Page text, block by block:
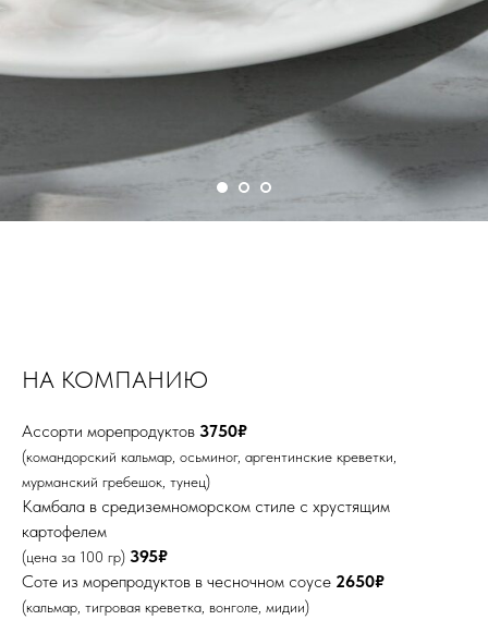
НА КОМПАНИЮ
Ассорти морепродуктов 3750₽
(командорский кальмар, осьминог, аргентинские креветки,
мурманский гребешок, тунец)
Камбала в средиземноморском стиле с хрустящим
картофелем
(цена за 100 гр) 395₽
Соте из морепродуктов в чесночном соусе 2650₽
(кальмар, тигровая креветка, вонголе, мидии)